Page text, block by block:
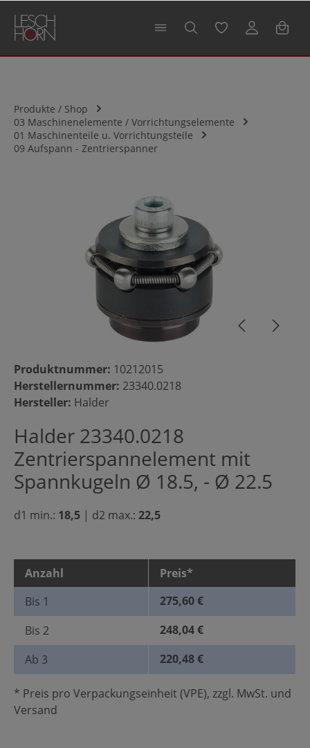
springen
Produkte / Shop
03 Maschinenelemente / Vorrichtungselemente
01 Maschinenteile u. Vorrichtungsteile
09 Aufspann - Zentrierspanner
Bildergalerie überspringen
Produktnummer: 10212015
Herstellernummer: 23340.0218
Hersteller: Halder
Halder 23340.0218
Zentrierspannelement mit
Spannkugeln Ø 18.5, - Ø 22.5
d1 min.: 18,5 | d2 max.: 22,5
Anzahl
Preis*
Bis 1
275,60 €
Bis 2
248,04 €
Ab 3 220,48 €
* Preis pro Verpackungseinheit (VPE), zzgl. MwSt. und
Versand